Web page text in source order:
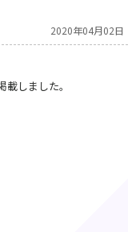
2020年04月02日
しました。